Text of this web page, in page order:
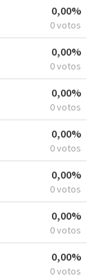
0,00%
0 votos
0,00%
0 votos
0,00%
0 votos
0,00%
0 votos
0,00%
0 votos
0,00%
0 votos
0,00%
0 votos